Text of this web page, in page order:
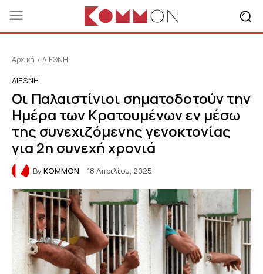
Αρχική ΔΙΕΘΝΗ
ΔΙΕΘΝΗ
Οι Παλαιστίνιοι σηματοδοτούν την
Ημέρα των Κρατουμένων εν μέσω
της συνεχιζόμενης γενοκτονίας
για 2η συνεχή χρονιά
ByKOMMON 18 Απριλίου, 2025